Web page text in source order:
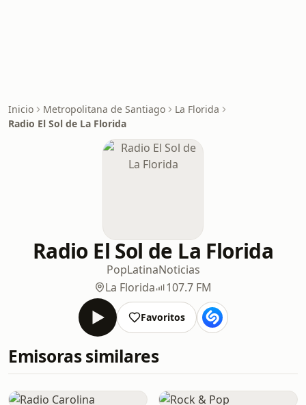
Inicio Metropolitana de Santiago
La Florida
Radio El Sol de La Florida
Radio El Sol de La Florida
PopLatinaNoticias
La Florida
107.7 FM
Favoritos
Emisoras similares